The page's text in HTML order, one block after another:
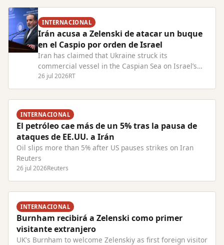
INTERNACIONAL
Irán acusa a Zelenski de atacar un buque
en el Caspio por orden de Israel
Iran has claimed that Ukraine struck its
commercial vessel in the Caspian Sea on Israel’s
behalf Read Full Article at RT.com
26 jul 2026RT
INTERNACIONAL
El petróleo cae más de un 5% tras la pausa de
ataques de EE.UU. a Irán
Oil slips more than 5% after US pauses strikes on Iran
Reuters
26 jul 2026Reuters
INTERNACIONAL
Burnham recibirá a Zelenski como primer
visitante extranjero
UK's Burnham to welcome Zelenskiy as first foreign visitor